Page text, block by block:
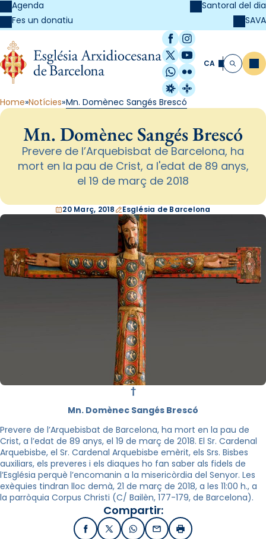
Agenda
Fes un donatiu
Santoral del dia
SAVA
Facebook
Instagram
X / Twitter
YouTube
WhatsApp
Flickr
Radio Estel
Catalunya
CA Cerca
Home Notícies Mn. Domènec Sangés Brescó
Mn. Domènec Sangés Brescó
Prevere de l’Arquebisbat de Barcelona, ha
mort en la pau de Crist, a l'edat de 89 anys,
el 19 de març de 2018
20 Març, 2018 Església de Barcelona
†
Mn. Domènec Sangés Brescó
Prevere de l’Arquebisbat de Barcelona, ha mort en la pau de
Crist, a l’edat de 89 anys, el 19 de març de 2018. El Sr. Cardenal
Arquebisbe, el Sr. Cardenal Arquebisbe emèrit, els Srs. Bisbes
auxiliars, els preveres i els diaques ho fan saber als fidels de
l’Església perquè l’encomanin a la misericòrdia del Senyor. Les
exèquies tindran lloc demà, 21 de març de 2018, a les 11:00 h., a
la parròquia Corpus Christi (C/ Bailèn, 177-179, de Barcelona).
Compartir:
FacebookX / TwitterWhatsApp
EmailImprimir